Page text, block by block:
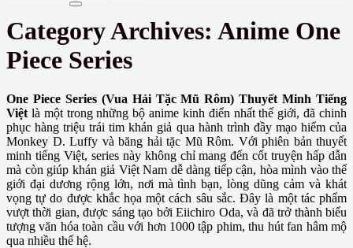
Category Archives: Anime One
Piece Series
One Piece Series (Vua Hải Tặc Mũ Rôm) Thuyết Minh Tiếng
Việt là một trong những bộ anime kinh điển nhất thế giới, đã chinh
phục hàng triệu trái tim khán giả qua hành trình đầy mạo hiểm của
Monkey D. Luffy và băng hải tặc Mũ Rôm. Với phiên bản thuyết
minh tiếng Việt, series này không chỉ mang đến cốt truyện hấp dẫn
mà còn giúp khán giả Việt Nam dễ dàng tiếp cận, hòa mình vào thế
giới đại dương rộng lớn, nơi mà tình bạn, lòng dũng cảm và khát
vọng tự do được khắc họa một cách sâu sắc. Đây là một tác phẩm
vượt thời gian, được sáng tạo bởi Eiichiro Oda, và đã trở thành biểu
tượng văn hóa toàn cầu với hơn 1000 tập phim, thu hút fan hâm mộ
qua nhiều thế hệ.